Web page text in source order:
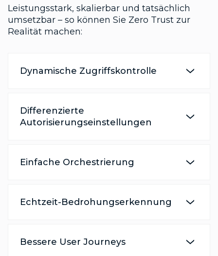
Leistungsstark, skalierbar und tatsächlich
umsetzbar – so können Sie Zero Trust zur
Realität machen:
Dynamische Zugriffskontrolle
Differenzierte
Autorisierungseinstellungen
Einfache Orchestrierung
Echtzeit-Bedrohungserkennung
Bessere User Journeys